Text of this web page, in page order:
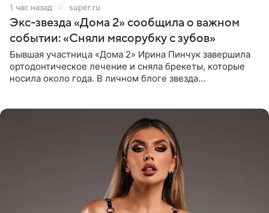
1 час назад super.ru
Экс-звезда «Дома 2» сообщила о важном
событии: «Сняли мясорубку с зубов»
Бывшая участница «Дома 2» Ирина Пинчук завершила
ортодонтическое лечение и сняла брекеты, которые
носила около года. В личном блоге звезда